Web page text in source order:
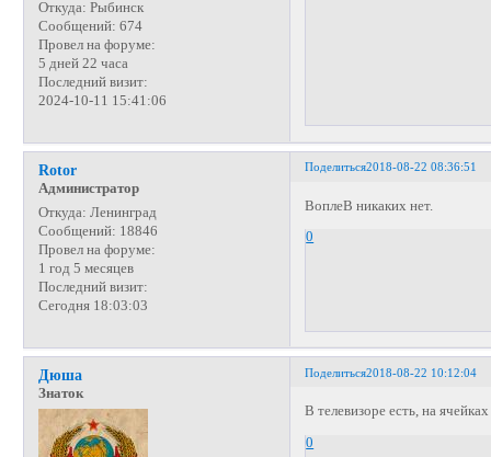
Откуда: Рыбинск
Сообщений: 674
Провел на форуме:
5 дней 22 часа
Последний визит:
2024-10-11 15:41:06
Поделиться2018-08-22 08:36:51
Rotor
Администратор
Откуда: Ленинград
Сообщений: 18846
Провел на форуме:
1 год 5 месяцев
Последний визит:
Сегодня 18:03:03
ВоплеВ никаких нет.
0
Поделиться2018-08-22 10:12:04
Дюша
Знаток
В телевизоре есть, на
0